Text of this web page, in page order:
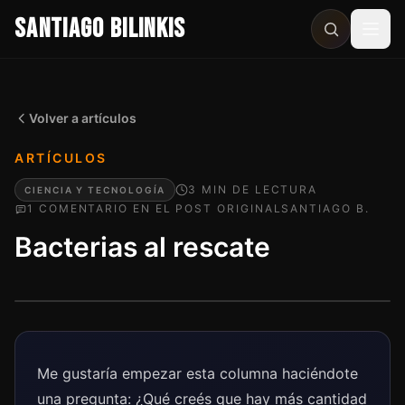
SANTIAGO BILINKIS
Volver a artículos
ARTÍCULOS
CIENCIA Y TECNOLOGÍA 3 MIN DE LECTURA
1 COMENTARIO EN EL POST ORIGINAL SANTIAGO B.
Bacterias al rescate
Me gustaría empezar esta columna haciéndote
una pregunta: ¿Qué creés que hay más cantidad